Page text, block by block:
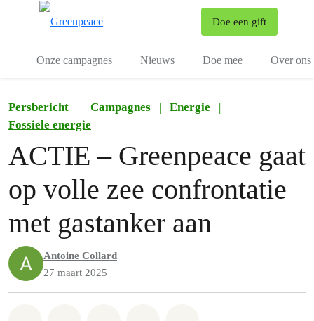
Doe een gift
Onze campagnes Nieuws Doe mee Over ons
Persbericht Campagnes | Energie
|
Fossiele energie
ACTIE – Greenpeace gaat
op volle zee confrontatie
met gastanker aan
Antoine Collard
27 maart 2025